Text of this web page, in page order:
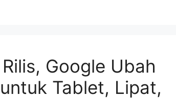
Google Ubah
Tablet, Lipat,